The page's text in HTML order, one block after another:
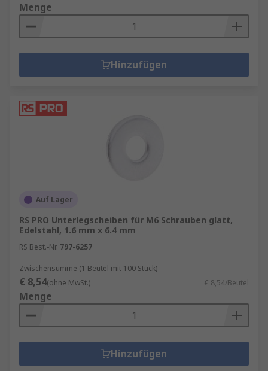
Menge
Hinzufügen
Auf Lager
RS PRO Unterlegscheiben für M6 Schrauben glatt,
Edelstahl, 1.6 mm x 6.4 mm
RS Best.-Nr. 797-6257
Zwischensumme (1 Beutel mit 100 Stück)
€ 8,54(ohne MwSt.) € 8,54/Beutel
Menge
Hinzufügen